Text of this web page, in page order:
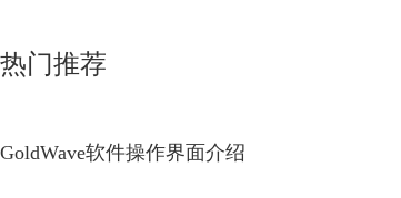
热门推荐
GoldWave软件操作界面介绍